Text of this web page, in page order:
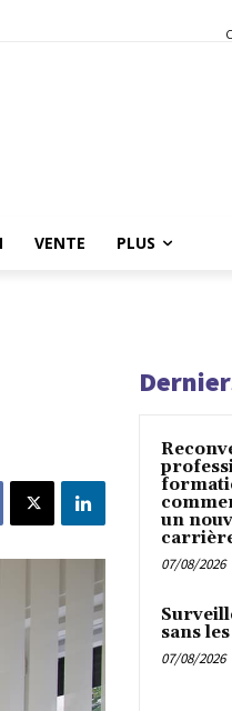
VENTE PLUS
un
07/08/2026
sans
07/08/2026